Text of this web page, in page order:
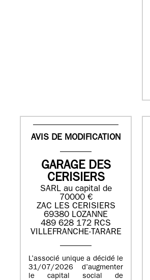
AVIS DE MODIFICATION
GARAGE DES
CERISIERS
SARL au capital de
70000 €
ZAC LES CERISIERS
69380 LOZANNE
489 628 172 RCS
VILLEFRANCHE-TARARE
L’associé unique a décidé le
31/07/2026 d’augmenter
le capital social de